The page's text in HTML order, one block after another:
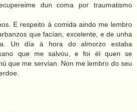
dun coma por traumatismo
E respeito á comida aindo me lembro
que facían, excelente, e de unha
Un día á hora do almorzo estaba
que me salvou, e foi él quen se
que me servían. Non me lembro do seu